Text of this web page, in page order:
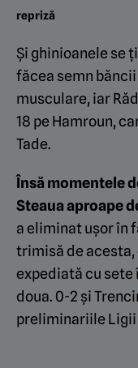
repriză
Și ghinioanele se
făcea semn
musculare, iar
18 pe Hamroun,
Tade.
Însă momentele
Steaua aproape
a eliminat ușor în
trimisă de
expediată cu sete
doua. 0-2 și
preliminariile Ligii